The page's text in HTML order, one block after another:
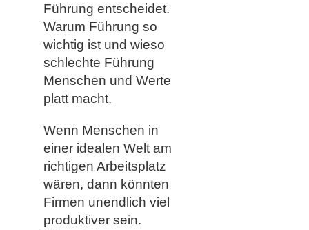
Führung entscheidet.
Warum Führung so
wichtig ist und wieso
schlechte Führung
Menschen und Werte
platt macht.
Wenn Menschen in
einer idealen Welt am
richtigen Arbeitsplatz
wären, dann könnten
Firmen unendlich viel
produktiver sein.